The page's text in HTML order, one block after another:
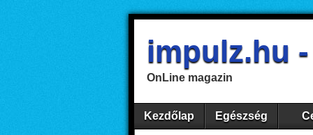
impulz.hu
OnLine magazin
Kezdőlap Egészség